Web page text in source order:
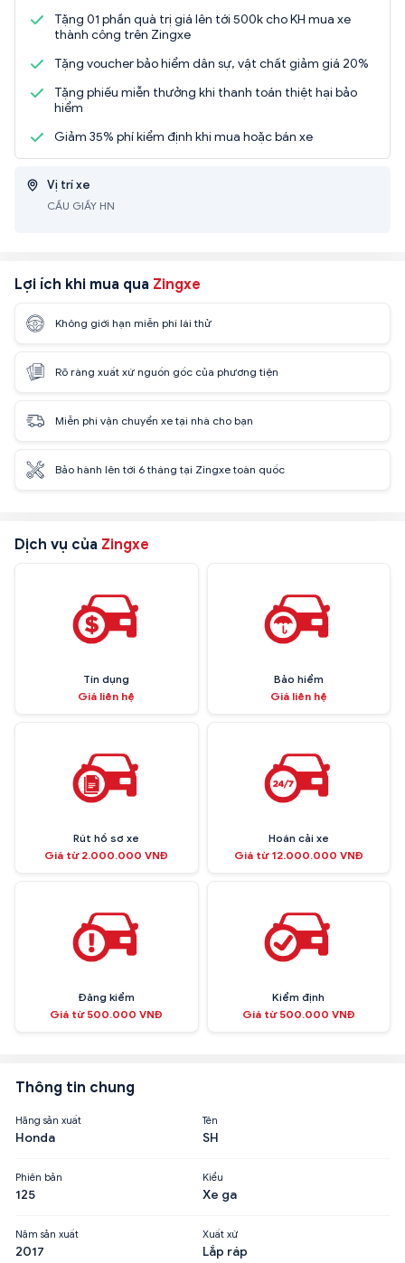
Tặng 01 phần quà trị giá lên tới 500k cho KH mua xe
thành công trên Zingxe
Tặng voucher bảo hiểm dân sự, vật chất giảm giá 20%
Tặng phiếu miễn thưởng khi thanh toán thiệt hại bảo
hiểm
Giảm 35% phí kiểm định khi mua hoặc bán xe
Vị trí xe
CẦU GIẤY HN
Lợi ích khi mua qua Zingxe
Không giới hạn miễn phí lái thử
Rõ ràng xuất xứ nguồn gốc của phương tiện
Miễn phí vận chuyển xe tại nhà cho bạn
Bảo hành lên tới 6 tháng tại Zingxe toàn quốc
Dịch vụ của Zingxe
Tín dụng
Giá liên hệ
Bảo hiểm
Giá liên hệ
Rút hồ sơ xe
Giá từ 2.000.000 VNĐ
Hoán cải xe
Giá từ 12.000.000 VNĐ
Đăng kiểm
Giá từ 500.000 VNĐ
Kiểm định
Giá từ 500.000 VNĐ
Thông tin chung
Hãng sản xuất
Honda
Tên
SH
Phiên bản
125
Kiểu
Xe ga
Năm sản xuất
2017
Xuất xứ
Lắp ráp